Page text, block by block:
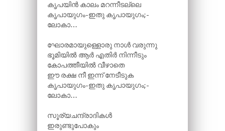
കൃപയിൻ കാലം മറന്നീടല്ലെ
കൃപായുഗം-ഇതു കൃപായുഗം;-
ലോകാ…
ഘോരമായുള്ളൊരു നാൾ വരുന്നു
ഭൂമിയിൽ ആർ എതിർ നിന്നീടും
കോപത്തീയിൽ വീഴാതെ
ഈ രക്ഷ നീ ഇന്ന് നേടീടുക
കൃപായുഗം-ഇതു കൃപായുഗം;-
ലോകാ…
സൂര്യചന്ദ്രാദികൾ
ഇരുണ്ടുപോകും